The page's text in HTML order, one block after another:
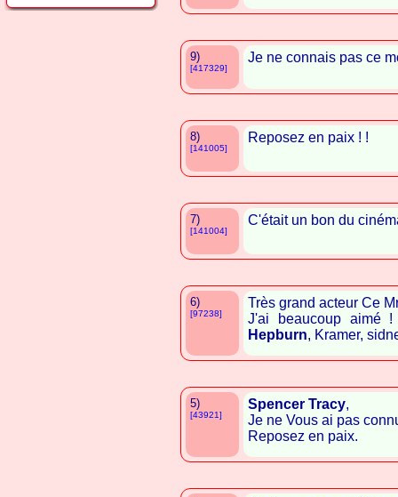
9)
[417329]
Je ne connais pas ce
8)
[141005]
Reposez en paix ! !
7)
[141004]
C'était un bon du
6)
[97238]
Très grand acteur Ce
J'ai beaucoup aimé
Hepburn, Kramer,
5)
[43921]
Spencer Tracy,
Je ne Vous ai pas
Reposez en paix.